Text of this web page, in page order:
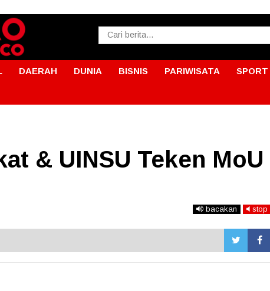
DAERAH DUNIA BISNIS PARIWISATA SPORT
& UINSU Teken MoU
bacakan stop